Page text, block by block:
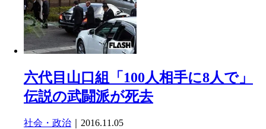
六代目山口組「100人相手に8人で」
伝説の武闘派が死去
社会・政治 ｜2016.11.05